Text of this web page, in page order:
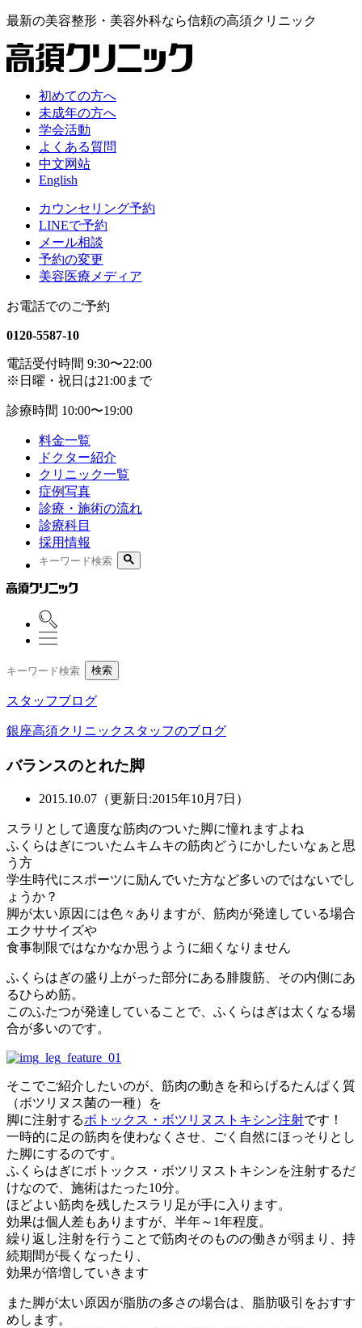
最新の美容整形・美容外科なら信頼の高須クリニック
初めての方へ
未成年の方へ
学会活動
よくある質問
中文网站
English
カウンセリング予約
LINEで予約
メール相談
予約の変更
美容医療メディア
お電話でのご予約
0120-5587-10
電話受付時間 9:30〜22:00
※日曜・祝日は21:00まで
診療時間 10:00〜19:00
料金一覧
ドクター紹介
クリニック一覧
症例写真
診療・施術の流れ
診療科目
採用情報
検索
スタッフブログ
銀座高須クリニックスタッフのブログ
バランスのとれた脚
2015.10.07（更新日:2015年10月7日）
スラリとして適度な筋肉のついた脚に憧れますよね
ふくらはぎについたムキムキの筋肉どうにかしたいなぁと思
う方
学生時代にスポーツに励んでいた方など多いのではないでし
ょうか？
脚が太い原因には色々ありますが、筋肉が発達している場合
エクササイズや
食事制限ではなかなか思うように細くなりません
ふくらはぎの盛り上がった部分にある腓腹筋、その内側にあ
るひらめ筋。
このふたつが発達していることで、ふくらはぎは太くなる場
合が多いのです。
そこでご紹介したいのが、筋肉の動きを和らげるたんぱく質
（ボツリヌス菌の一種）を
脚に注射するボトックス・ボツリヌストキシン注射です！
一時的に足の筋肉を使わなくさせ、ごく自然にほっそりとし
た脚にするのです。
ふくらはぎにボトックス・ボツリヌストキシンを注射するだ
けなので、施術はたった10分。
ほどよい筋肉を残したスラリ足が手に入ります。
効果は個人差もありますが、半年～1年程度。
繰り返し注射を行うことで筋肉そのものの働きが弱まり、持
続期間が長くなったり、
効果が倍増していきます
また脚が太い原因が脂肪の多さの場合は、脂肪吸引をおすす
めします。